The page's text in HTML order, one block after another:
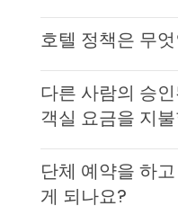
호텔 정책은 무
다른 사람의 승
객실 요금을 지
단체 예약을 하
게 되나요?